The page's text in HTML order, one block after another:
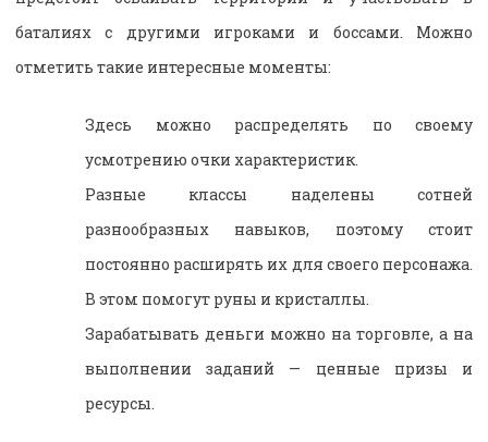
баталиях с другими игроками и боссами. Можно
отметить такие интересные моменты:
Здесь можно распределять по своему
усмотрению очки характеристик.
Разные классы наделены сотней
разнообразных навыков, поэтому стоит
постоянно расширять их для своего персонажа.
В этом помогут руны и кристаллы.
Зарабатывать деньги можно на торговле, а на
выполнении заданий — ценные призы и
ресурсы.